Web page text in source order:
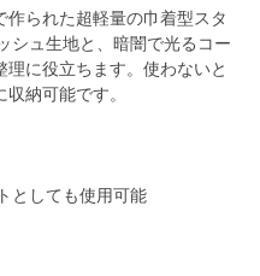
られた超軽量の巾着型スタ
シュ生地と、暗闇で光るコー
理に役立ちます。使わないと
納可能です。
としても使用可能